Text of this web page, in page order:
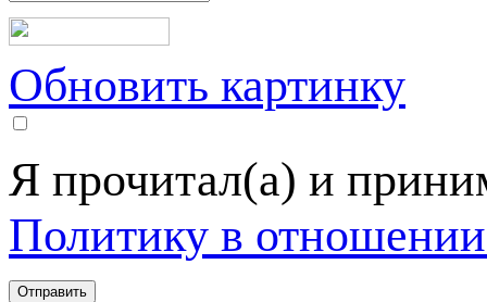
Обновить картинку
Я прочитал(а) и
Политику в